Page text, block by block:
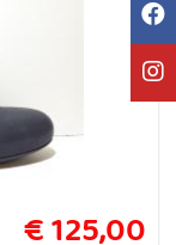
€ 125,00